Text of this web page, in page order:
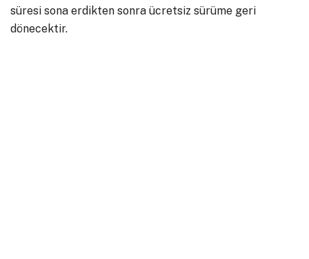
süresi sona erdikten sonra ücretsiz sürüme geri
dönecektir.